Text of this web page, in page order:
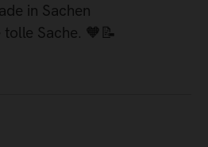
in Sachen
Sache. 🧡📝